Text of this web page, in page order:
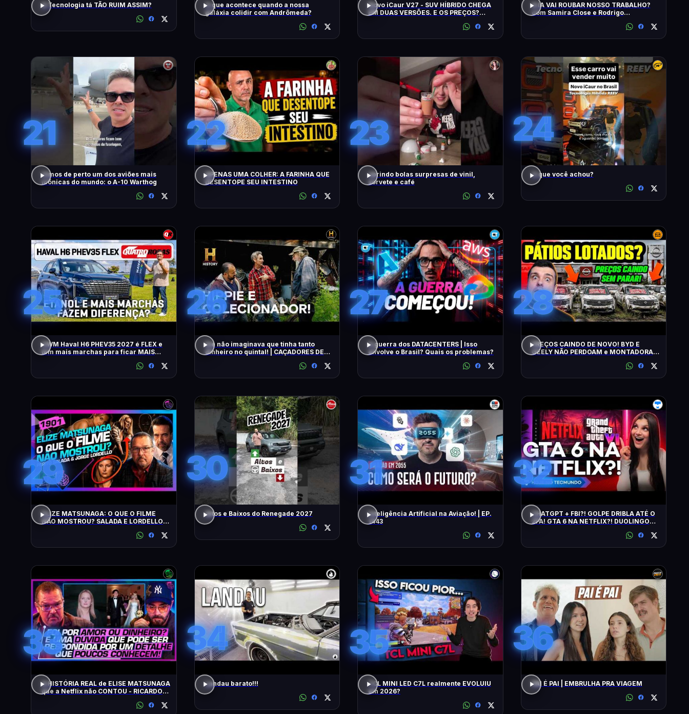
A Tecnologia tá TÃO RUIM ASSIM?
O que acontece quando a nossa
galáxia colidir com Andrômeda?
Novo iCaur V27 - SUV HÍBRIDO CHEGA
EM DUAS VERSÕES. E OS PREÇOS?
A IA VAI ROUBAR NOSSO TRABALHO?
com Samira Close e Rodrigo
21
Vimos de perto um dos aviões mais
icônicas do mundo: o A-10 Warthog
22
APENAS UMA COLHER: A FARINHA QUE
DESENTOPE SEU INTESTINO
23
abrindo bolas surpresas de vinil,
sorvete e café
24
O que você achou?
25
GWM Haval H6 PHEV35 2027 é FLEX e
tem mais marchas para ficar MAIS
26
Ele não imaginava que tinha tanto
dinheiro no quintal! | CAÇADORES DE
27
A guerra dos DATACENTERS | Isso
envolve o Brasil? Quais os problemas?
28
PREÇOS CAINDO DE NOVO! BYD E
GEELY NÃO PERDOAM e MONTADORAS
29
ELIZE MATSUNAGA: O QUE O FILME
NÃO MOSTROU? SALADA E LORDELLO -
30
Altos e Baixos do Renegade 2027
31
Inteligência Artificial na Aviação! | EP.
1443
32
CHATGPT + FBI?! GOLPE DRIBLA ATÉ O
2FA! GTA 6 NA NETFLIX?! DUOLINGO
33
A HISTÓRIA REAL de ELISE MATSUNAGA
que a Netflix não CONTOU - RICARDO
34
Landau barato!!!
35
TCL MINI LED C7L realmente EVOLUIU
em 2026?
36
PAI É PAI | EMBRULHA PRA VIAGEM